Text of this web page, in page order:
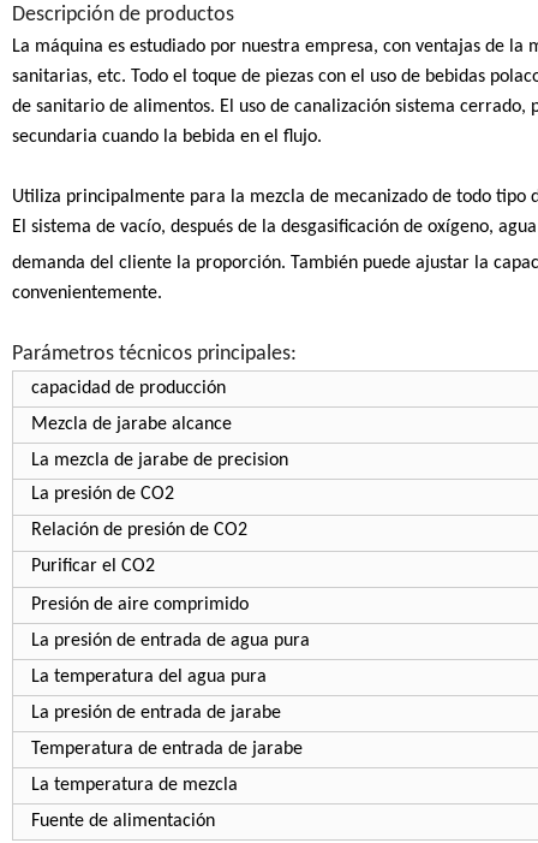
Descripción de productos
La máquina es estudiado por nuestra empresa, con ventajas de
sanitarias, etc. Todo el toque de piezas con el uso de bebidas
de sanitario de alimentos. El uso de canalización sistema
secundaria cuando la bebida en el flujo.
Utiliza principalmente para la mezcla de mecanizado de todo tipo
El sistema de vacío, después de la desgasificación de oxígeno,
demanda del cliente la proporción. También puede ajustar la
convenientemente.
Parámetros técnicos principales:
capacidad de producción
Mezcla de jarabe alcance
La mezcla de jarabe de precision
La presión de CO2
Relación de presión de CO2
Purificar el CO2
Presión de aire comprimido
La presión de entrada de agua pura
La temperatura del agua pura
La presión de entrada de jarabe
Temperatura de entrada de jarabe
La temperatura de mezcla
Fuente de alimentación